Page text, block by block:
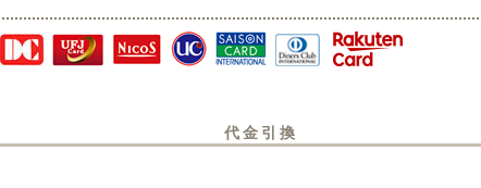
代金引換